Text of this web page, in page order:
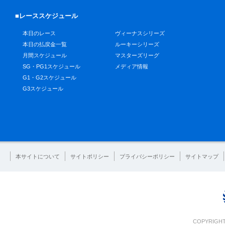
■レーススケジュール
本日のレース
本日の払戻金一覧
月間スケジュール
SG・PG1スケジュール
G1・G2スケジュール
G3スケジュール
ヴィーナスシリーズ
ルーキーシリーズ
マスターズリーグ
メディア情報
本サイトについて サイトポリシー プライバシーポリシー サイトマップ